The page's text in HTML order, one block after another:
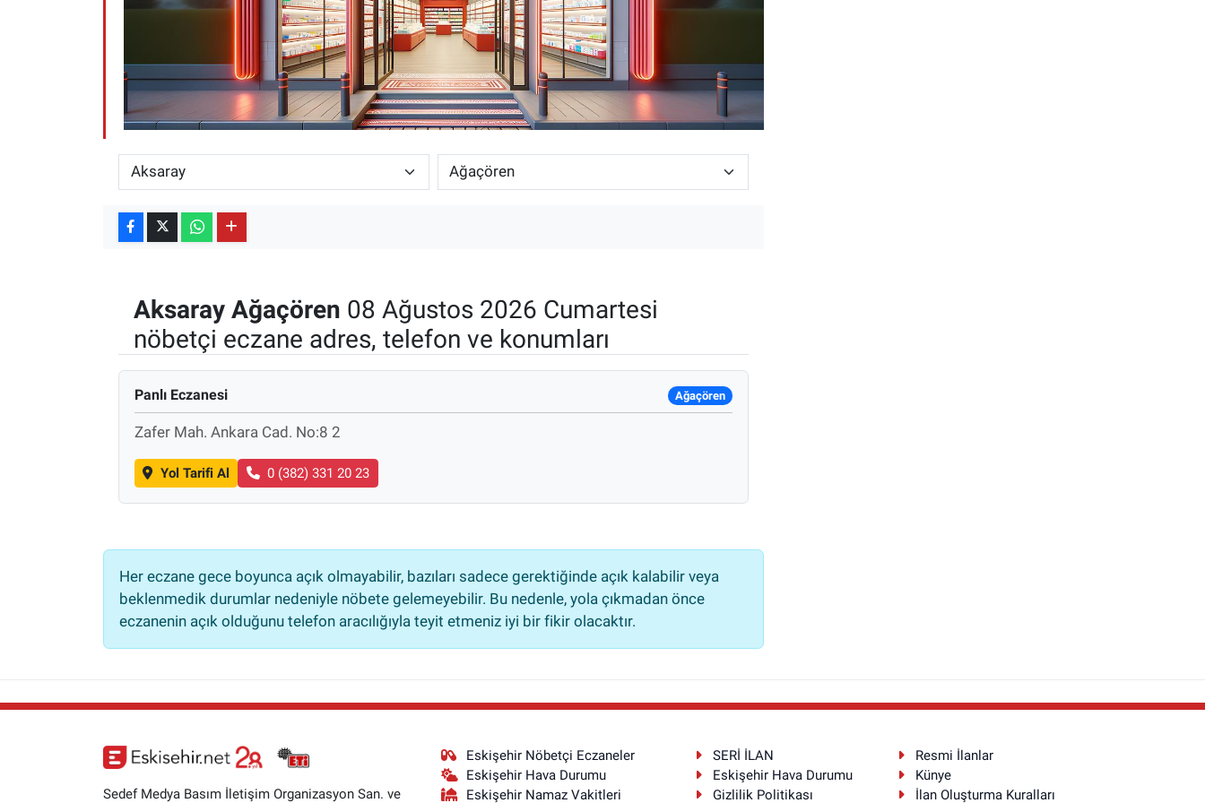
Aksaray Ağaçören 08 Ağustos 2026 Cumartesi
nöbetçi eczane adres, telefon ve konumları
Panlı Eczanesi Ağaçören
Zafer Mah. Ankara Cad. No:8 2
Yol Tarifi Al 0 (382) 331 20 23
Her eczane gece boyunca açık olmayabilir, bazıları sadece gerektiğinde açık kalabilir veya
beklenmedik durumlar nedeniyle nöbete gelemeyebilir. Bu nedenle, yola çıkmadan önce
eczanenin açık olduğunu telefon aracılığıyla teyit etmeniz iyi bir fikir olacaktır.
Sedef Medya Basım İletişim Organizasyon San. ve
Eskişehir Nöbetçi Eczaneler
Eskişehir Hava Durumu
Eskişehir Namaz Vakitleri
SERİ İLAN
Resmi İlanlar
Eskişehir Hava Durumu
Künye
Gizlilik Politikası
İlan Oluşturma Kuralları
ESKİŞEHİR NÖBETÇİ ECZANELER
Eskişehir Haber İçerikleri
Eskişehir Hava Durumu
Eskişehir Tramvay Saatleri
Eskişehir Otobüs Saatleri